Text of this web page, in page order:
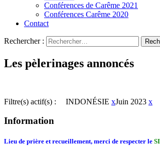
Conférences de Carême 2021
Conférences Carême 2020
Contact
Rechercher :
Les pèlerinages annoncés
Filtre(s) actif(s) : INDONÉSIE xJuin 2023 x
Information
Lieu de prière et recueillement, merci de respecter le